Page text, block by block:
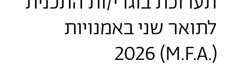
לתואר שני באמנויות
(.M.F.A) 2026